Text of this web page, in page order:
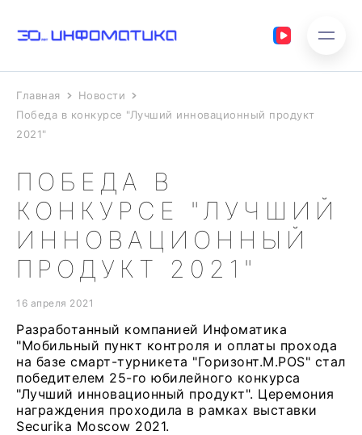
Главная
Новости
Победа в конкурсе "Лучший инновационный продукт
2021"
ПОБЕДА В
КОНКУРСЕ "ЛУЧШИЙ
ИННОВАЦИОННЫЙ
ПРОДУКТ 2021"
16 апреля 2021
Разработанный компанией Инфоматика
"Мобильный пункт контроля и оплаты прохода
на базе смарт-турникета "Горизонт.M.POS" стал
победителем 25-го юбилейного конкурса
"Лучший инновационный продукт". Церемония
награждения проходила в рамках выставки
Securika Moscow 2021.